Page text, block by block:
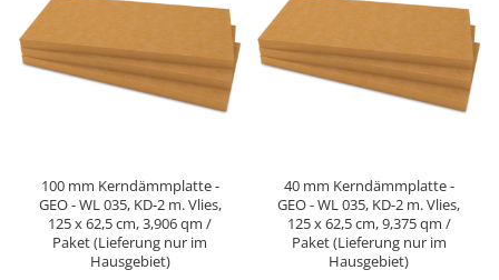
100 mm Kerndämmplatte -
GEO - WL 035, KD-2 m. Vlies,
125 x 62,5 cm, 3,906 qm /
Paket (Lieferung nur im
Hausgebiet)
40 mm Kerndämmplatte -
GEO - WL 035, KD-2 m. Vlies,
125 x 62,5 cm, 9,375 qm /
Paket (Lieferung nur im
Hausgebiet)